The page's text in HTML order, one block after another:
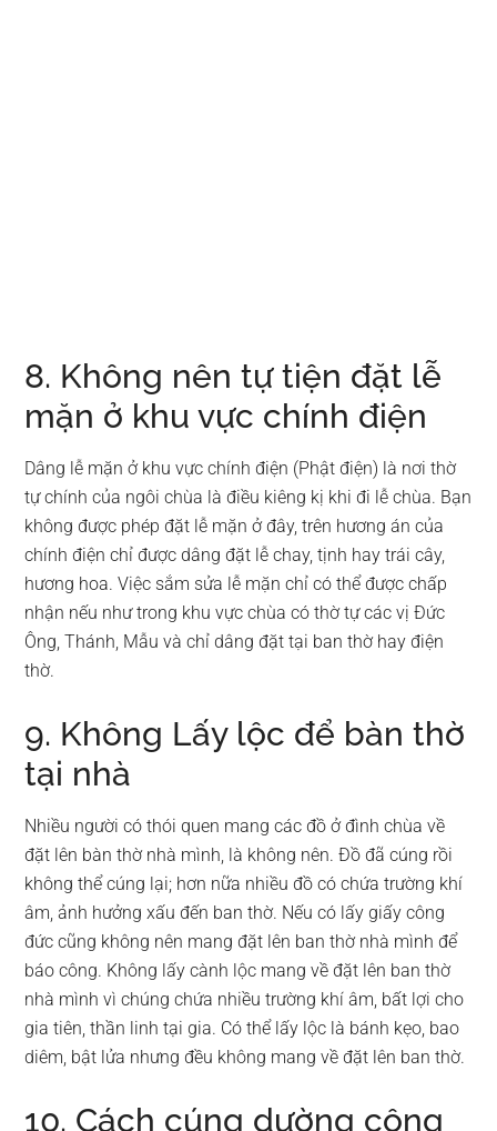
8. Không nên tự tiện đặt lễ
mặn ở khu vực chính điện
Dâng lễ mặn ở khu vực chính điện (Phật điện) là nơi thờ
tự chính của ngôi chùa là điều kiêng kị khi đi lễ chùa. Bạn
không được phép đặt lễ mặn ở đây, trên hương án của
chính điện chỉ được dâng đặt lễ chay, tịnh hay trái cây,
hương hoa. Việc sắm sửa lễ mặn chỉ có thể được chấp
nhận nếu như trong khu vực chùa có thờ tự các vị Đức
Ông, Thánh, Mẫu và chỉ dâng đặt tại ban thờ hay điện
thờ.
9. Không Lấy lộc để bàn thờ
tại nhà
Nhiều người có thói quen mang các đồ ở đình chùa về
đặt lên bàn thờ nhà mình, là không nên. Đồ đã cúng rồi
không thể cúng lại; hơn nữa nhiều đồ có chứa trường khí
âm, ảnh hưởng xấu đến ban thờ. Nếu có lấy giấy công
đức cũng không nên mang đặt lên ban thờ nhà mình để
báo công. Không lấy cành lộc mang về đặt lên ban thờ
nhà mình vì chúng chứa nhiều trường khí âm, bất lợi cho
gia tiên, thần linh tại gia. Có thể lấy lộc là bánh kẹo, bao
diêm, bật lửa nhưng đều không mang về đặt lên ban thờ.
10. Cách cúng dường công